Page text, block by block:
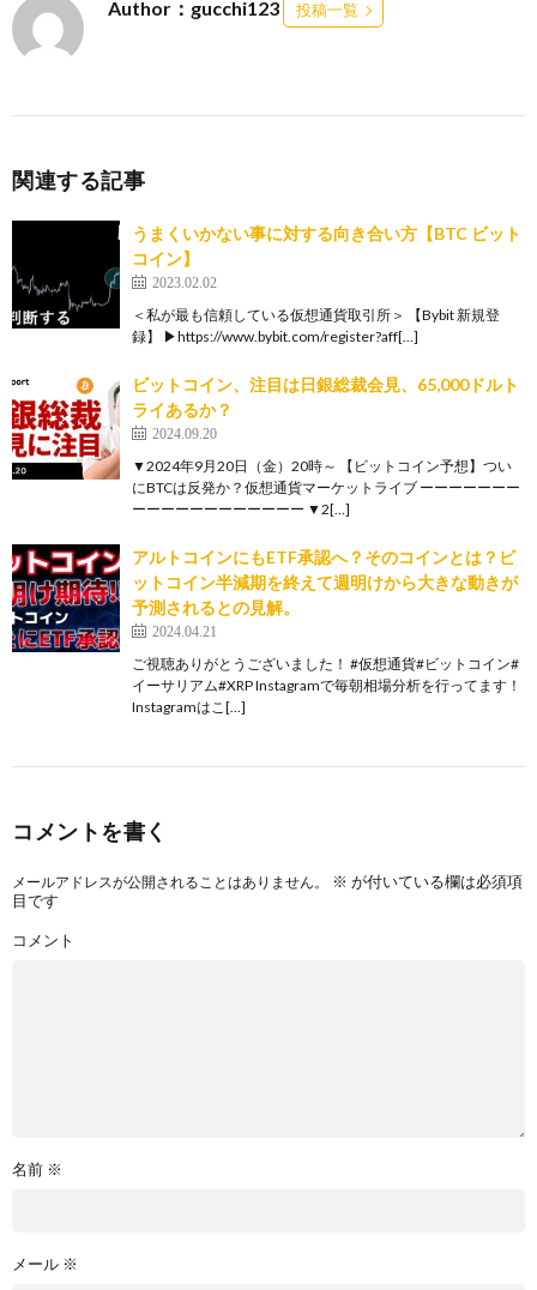
Author：gucchi123 投稿一覧
関連する記事
うまくいかない事に対する向き合い方【BTC ビット
コイン】
2023.02.02
＜私が最も信頼している仮想通貨取引所＞ 【Bybit 新規登
録】 ▶https://www.bybit.com/register?aff[…]
ビットコイン、注目は日銀総裁会見、65,000ドルト
ライあるか？
2024.09.20
▼2024年9月20日（金）20時～ 【ビットコイン予想】つい
にBTCは反発か？仮想通貨マーケットライブ ーーーーーーー
ーーーーーーーーーーーー ▼2[…]
アルトコインにもETF承認へ？そのコインとは？ビ
ットコイン半減期を終えて週明けから大きな動きが
予測されるとの見解。
2024.04.21
ご視聴ありがとうございました！ #仮想通貨#ビットコイン#
イーサリアム#XRP Instagramで毎朝相場分析を行ってます！
Instagramはこ[…]
コメントを書く
メールアドレスが公開されることはありません。 ※ が付いている欄は必須項
目です
コメント
名前 ※
メール ※